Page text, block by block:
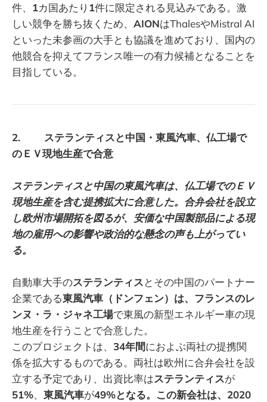
件、 1カ国あたり 1件に限定される見込みである。激
しい競争を勝ち抜くため、 AIONはThalesやMistral AI
といった未参画の大手とも協議を進めており、国内の
他競合を抑えてフランス唯一の有力候補となることを
目指している。
2. ステランティスと中国・東風汽車、仏工場で
のＥＶ現地生産で合意
ステランティスと中国の東風汽車は、仏工場でのＥＶ
現地生産を含む提携拡大に合意した。合弁会社を設立
し欧州市場開拓を図るが、安価な中国製部品による現
地の雇用への影響や政治的な懸念の声も上がってい
る。
自動車大手のステランティスとその中国のパートナー
企業である東風汽車（ドンフェン）は、フランスのレ
ンヌ・ラ・ジャネ工場で東風の新型エネルギー車の現
地生産を行うことで合意した。
このプロジェクトは、 34年間におよぶ両社の提携関
係を拡大するものである。両社は欧州に合弁会社を設
立する予定であり、出資比率はステランティスが
51%、 東風汽車が49%となる。この新会社は、2020